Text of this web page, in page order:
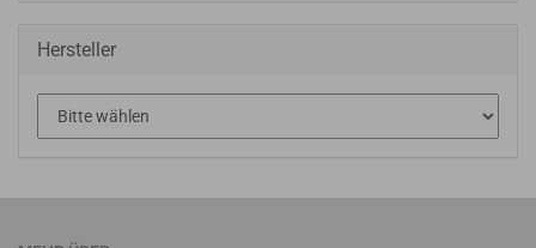
Hersteller